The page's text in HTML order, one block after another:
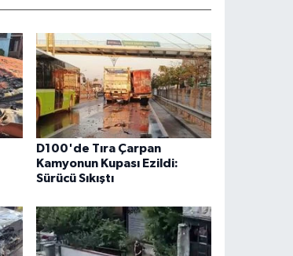
D100'de Tıra Çarpan
Kamyonun Kupası Ezildi:
Sürücü Sıkıştı